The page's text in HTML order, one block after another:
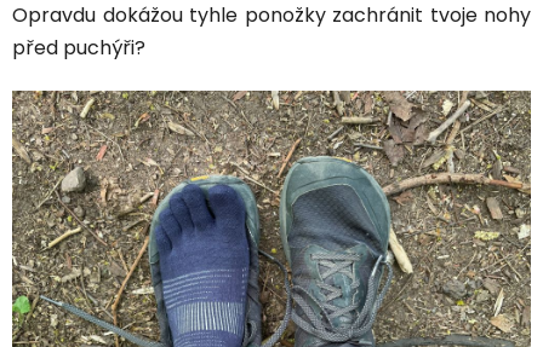
Opravdu dokážou tyhle ponožky zachránit tvoje nohy
před puchýři?